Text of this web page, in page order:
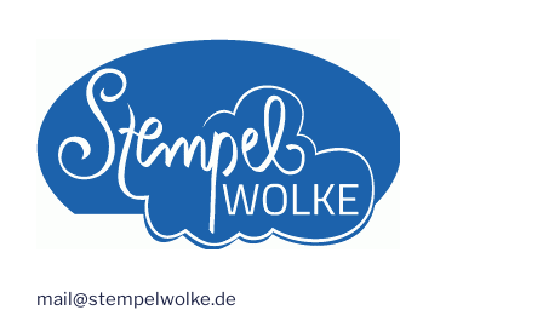
mail@stempelwolke.de